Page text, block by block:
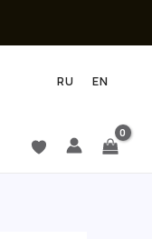
RU EN